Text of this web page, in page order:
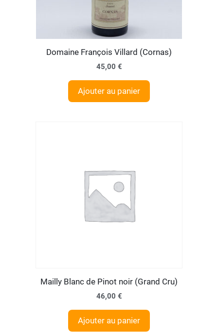
Domaine François Villard (Cornas)
45,00 €
Ajouter au panier
Mailly Blanc de Pinot noir (Grand Cru)
46,00 €
Ajouter au panier